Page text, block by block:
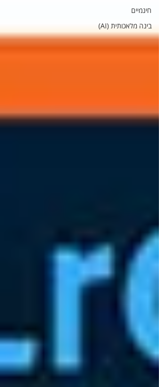
חינמיים
בינה מלאכותית (AI)